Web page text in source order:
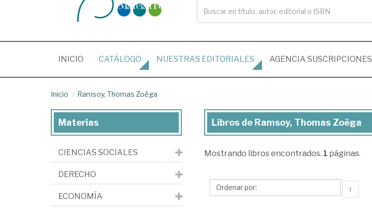
INICIO (CURRENT)
CATÁLOGO NUESTRAS EDITORIALES AGENCIA SUSCRIPCIONES
Inicio Ramsoy, Thomas Zoëga
Libros
Ramsoy,
Zoëga
Libros de Ramsoy, Thomas Zoëga
Mostrando libros encontrados. 1 páginas.
↑
Materias
CIENCIAS SOCIALES
DERECHO
ECONOMÍA